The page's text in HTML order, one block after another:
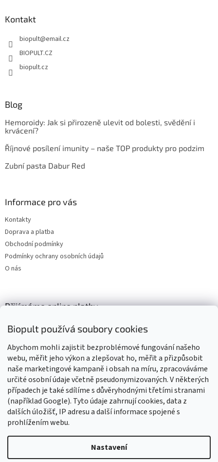
Biopult používá soubory cookies
Abychom mohli zajistit bezproblémové fungování našeho
webu, měřit jeho výkon a zlepšovat ho, měřit a přizpůsobit
naše marketingové kampaně i obsah na míru, zpracováváme
určité osobní údaje včetně pseudonymizovaných. V některých
případech je také sdílíme s důvěryhodnými třetími stranami
(například Google). Tyto údaje zahrnují cookies, data z
dalších úložišť, IP adresu a další informace spojené s
prohlížením webu.
Nastavení
Vážení zákazníci, z důvodu čerpání dovolené budou všechny
Kontakt
biopult@email.cz
BIOPULT.CZ
biopult.cz
Blog
Hemoroidy: Jak si přirozeně ulevit od bolesti, svědění i
krvácení?
Říjnové posílení imunity – naše TOP produkty pro podzim
Zubní pasta Dabur Red
Informace pro vás
Kontakty
Doprava a platba
Obchodní podmínky
Podmínky ochrany osobních údajů
O nás
Přijímáme online platby
Výrobky označené BIO jsou certifikované kontrolní organizací CZ-
BIO-003